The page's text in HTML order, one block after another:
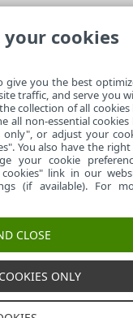
- 适用
源处于停用
连接。
用户定义的
不正
cookies
give you the best
traffic, and serve you
collection of all cookies
all non-essential cookies
only", or adjust your
You also have the
your cookie
link in our
(if available). For
CLOSE
ONLY